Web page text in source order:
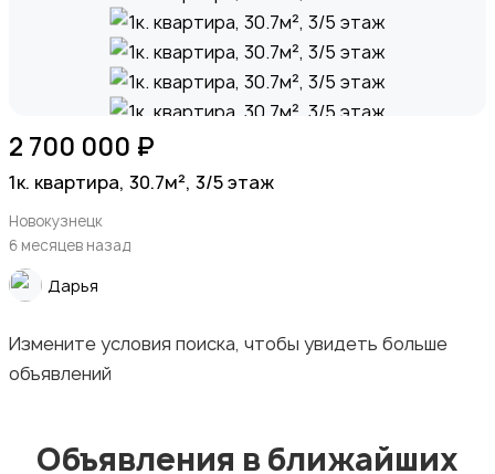
2 700 000 ₽
1к. квартира, 30.7м², 3/5 этаж
Новокузнецк
6 месяцев назад
Дарья
Измените условия поиска, чтобы увидеть больше
объявлений
Объявления в ближайших